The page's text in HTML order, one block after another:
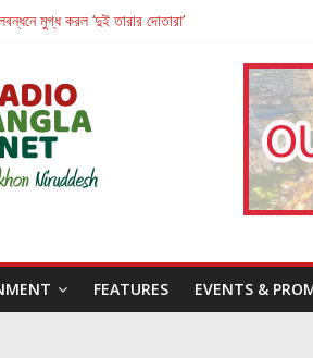
মুগ্ধ করল ‘দুই তারার দোতারা’
Provoking Short Film That Challenges Our
FEATURES EVENTS &